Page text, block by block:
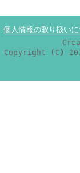
個人情報の取り扱い
Copyright (C)